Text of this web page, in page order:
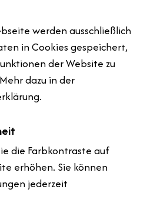
Cookies und
werden ausschließlich
in Cookies gespeichert,
der Website zu
dazu in der
die Farbkontraste auf
erhöhen. Sie können
jederzeit
Uhr & 14:00 Uhr bis 18:00 Uhr
Uhr
Uhr & 14:00 Uhr bis 16:00 Uhr
Uhr